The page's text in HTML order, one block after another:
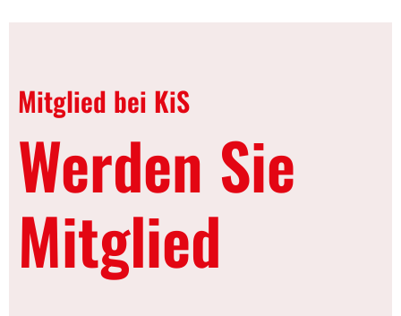
Mitglied bei KiS
Werden Sie
Mitglied